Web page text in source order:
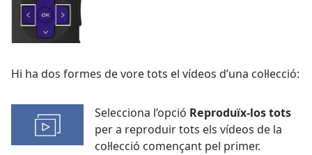
Hi ha dos formes de vore tots el vídeos d’una col·lecció:
Selecciona l’opció Reproduïx-los tots
per a reproduir tots els vídeos de la
col·lecció començant pel primer.